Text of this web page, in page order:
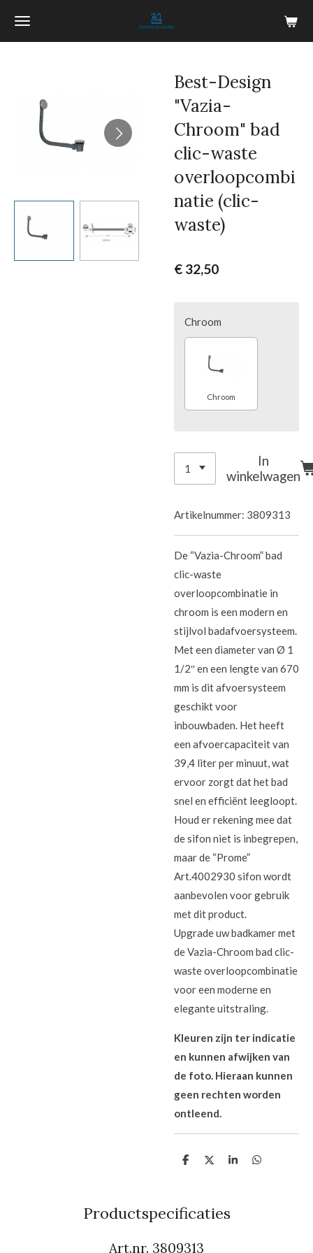
Ga
Best-Design
"Vazia-
Chroom" bad
clic-waste
overloopcombi
natie (clic-
waste)
€ 32,50
Chroom
Chroom
In
winkelwagen
Artikelnummer: 3809313
De “Vazia-Chroom” bad
clic-waste
overloopcombinatie in
chroom is een modern en
stijlvol badafvoersysteem.
Met een diameter van Ø 1
1/2″ en een lengte van 670
mm is dit afvoersysteem
geschikt voor
inbouwbaden. Het heeft
een afvoercapaciteit van
39,4 liter per minuut, wat
ervoor zorgt dat het bad
snel en efficiënt leegloopt.
Houd er rekening mee dat
de sifon niet is inbegrepen,
maar de “Prome”
Art.4002930 sifon wordt
aanbevolen voor gebruik
met dit product.
Upgrade uw badkamer met
de Vazia-Chroom bad clic-
waste overloopcombinatie
voor een moderne en
elegante uitstraling.
Kleuren zijn ter indicatie
en kunnen afwijken van
de foto. Hieraan kunnen
geen rechten worden
ontleend.
D
n
D
S
D
Productspecificaties
Art.nr. 3809313